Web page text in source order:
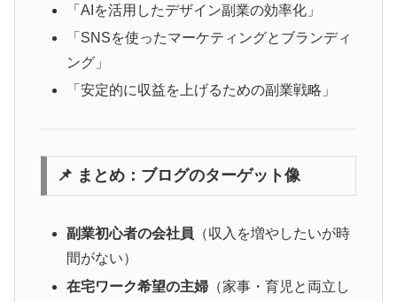
「AIを活用したデザイン副業の効率化」
「SNSを使ったマーケティングとブランディ
ング」
「安定的に収益を上げるための副業戦略」
📌 まとめ：ブログのターゲット像
副業初心者の会社員 （収入を増やしたいが時
間がない）
在宅ワーク希望の主婦（家事・育児と両立し